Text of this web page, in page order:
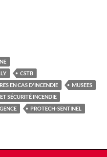
CSTB
EN CAS D'INCENDIE
MUSEES
SÉCURITÉ INCENDIE
PROTECH-SENTINEL